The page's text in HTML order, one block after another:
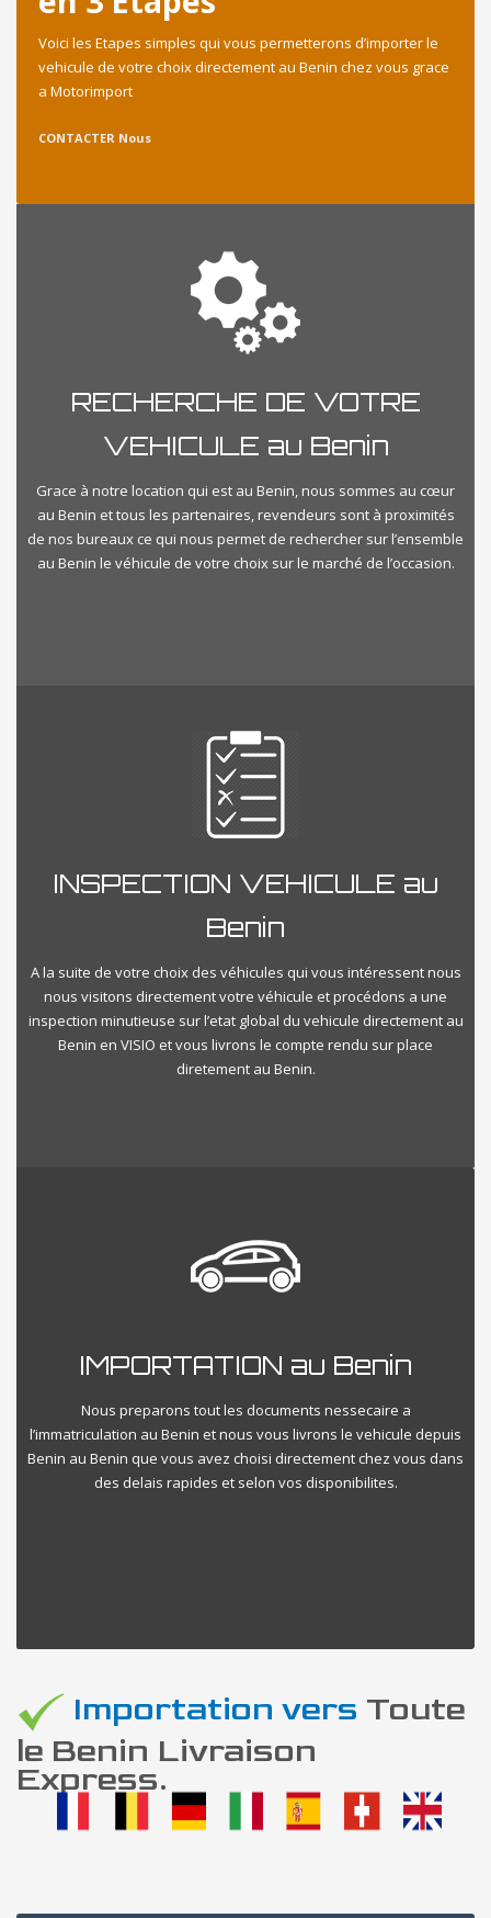
Voici les Etapes simples qui vous permetterons d’importer le
vehicule de votre choix directement au Benin chez vous grace
a Motorimport
CONTACTER Nous
RECHERCHE DE VOTRE
VEHICULE au Benin
Grace à notre location qui est au Benin, nous sommes au cœur
au Benin et tous les partenaires, revendeurs sont à proximités
de nos bureaux ce qui nous permet de rechercher sur l’ensemble
au Benin le véhicule de votre choix sur le marché de l’occasion.
INSPECTION VEHICULE au
Benin
A la suite de votre choix des véhicules qui vous intéressent nous
nous visitons directement votre véhicule et procédons a une
inspection minutieuse sur l’etat global du vehicule directement au
Benin en VISIO et vous livrons le compte rendu sur place
diretement au Benin.
IMPORTATION au Benin
Nous preparons tout les documents nessecaire a
l’immatriculation au Benin et nous vous livrons le vehicule depuis
Benin au Benin que vous avez choisi directement chez vous dans
des delais rapides et selon vos disponibilites.
Importation vers Toute
le Benin Livraison
Express.